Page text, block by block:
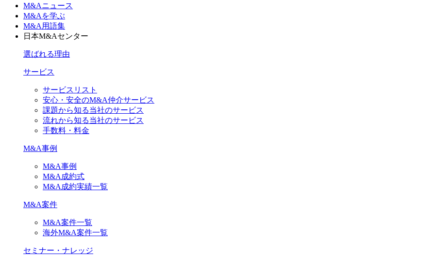
M&Aニュース
M&Aを学ぶ
M&A用語集
日本M&Aセンター
選ばれる理由
サービス
サービスリスト
安心・安全のM&A仲介サービス
課題から知る当社のサービス
流れから知る当社のサービス
手数料・料金
M&A事例
M&A事例
M&A成約式
M&A成約実績一覧
M&A案件
M&A案件一覧
海外M&A案件一覧
セミナー・ナレッジ